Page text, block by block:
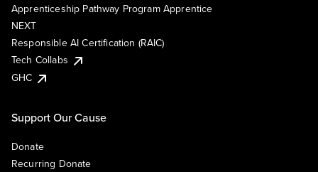
Apprenticeship Pathway Program Apprentice
NEXT
Responsible AI Certification (RAIC)
Tech Collabs
GHC
Support Our Cause
Donate
Recurring Donate